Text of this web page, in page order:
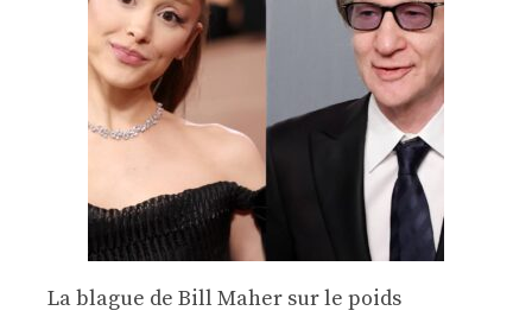
La blague de Bill Maher sur le poids